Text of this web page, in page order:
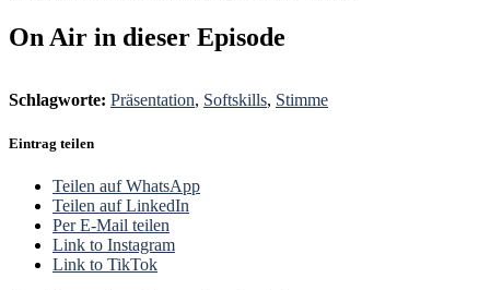
On Air in dieser Episode
Schlagworte: Präsentation, Softskills, Stimme
Eintrag teilen
Teilen auf WhatsApp
Teilen auf LinkedIn
Per E-Mail teilen
Link to Instagram
Link to TikTok